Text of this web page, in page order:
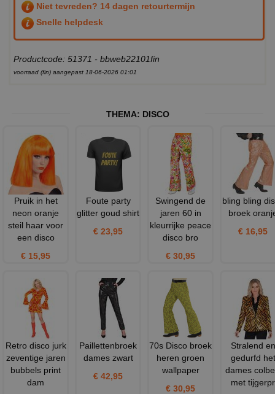
Niet tevreden? 14 dagen retourtermijn
Snelle helpdesk
Productcode: 51371 - bbweb22101fin
voorraad (fin) aangepast 18-06-2026 01:01
THEMA: DISCO
Pruik in het
neon oranje
steil haar voor
een disco
€ 15,95
Foute party
glitter goud shirt
€ 23,95
Swingend de
jaren 60 in
kleurrijke peace
disco bro
€ 30,95
bling bling
broek
€ 16,95
Retro disco jurk
zeventige jaren
bubbels print
dam
Paillettenbroek
dames zwart
€ 42,95
70s Disco broek
heren groen
wallpaper
€ 30,95
Stralend en
gedurfd het
dames
met tijgerpr